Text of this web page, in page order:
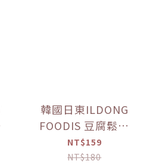
韓國日東ILDONG
FOODIS 豆腐鬆餅
餅乾 香蕉/馬鈴薯
(64g) 【優惠限定】
NT$159
NT$180